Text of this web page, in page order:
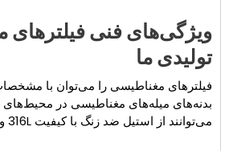
ویژگی‌های فنی
تولیدی ما
فیلترهای مغناطیسی را می‌توان با
بدنه‌های میله‌های مغناطیسی در محیط‌های
می‌توانند از استیل ضد زنگ با کیفیت 316L و 304L ساخته شوند.